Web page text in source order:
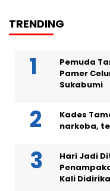
TRENDING
Pemuda
Pamer
Sukabumi
Kades
narkoba,
Hari Jadi
Kali